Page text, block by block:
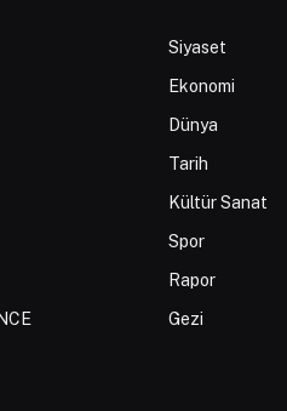
Siyaset
Ekonomi
Dünya
Tarih
Kültür Sanat
Spor
Rapor
Gezi